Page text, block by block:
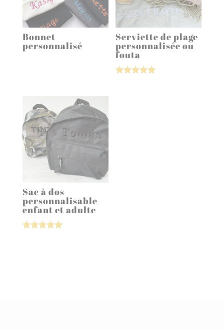
Bonnet
personnalisé
Serviette de plage
personnalisée ou
fouta
Sac à dos
personnalisable
enfant et adulte